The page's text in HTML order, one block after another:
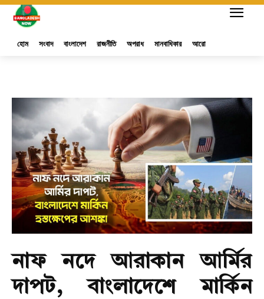
হোম সংবাদ বাংলাদেশ রাজনীতি অপরাধ মানবাধিকার আরো
নাফ নদে আরাকান আর্মির
দাপট, বাংলাদেশে মার্কিন